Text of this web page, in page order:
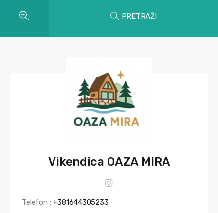
PRETRAŽI
Vikendica OAZA MIRA
Telefon : +381644305233